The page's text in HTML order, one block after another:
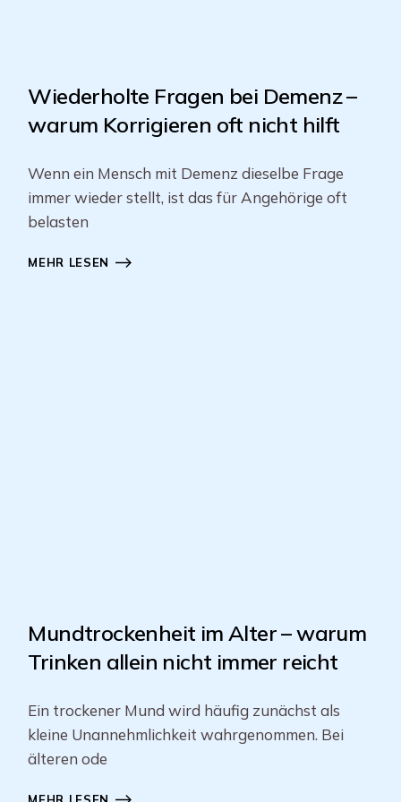
Wiederholte Fragen bei Demenz –
warum Korrigieren oft nicht hilft
Wenn ein Mensch mit Demenz dieselbe Frage
immer wieder stellt, ist das für Angehörige oft
belasten
MEHR LESEN
Mundtrockenheit im Alter – warum
Trinken allein nicht immer reicht
Ein trockener Mund wird häufig zunächst als
kleine Unannehmlichkeit wahrgenommen. Bei
älteren ode
MEHR LESEN